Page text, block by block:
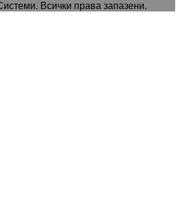
. Всички права запазени.